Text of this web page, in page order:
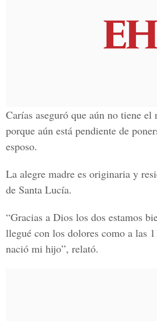
Carías aseguró que aún no tiene
porque aún está pendiente de
esposo.
La alegre madre es originaria y
de Santa Lucía.
“Gracias a Dios los dos estamos
llegué con los dolores como a las
nació mi hijo”, relató.